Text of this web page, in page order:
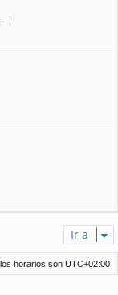
Ir a
horarios son UTC+02:00